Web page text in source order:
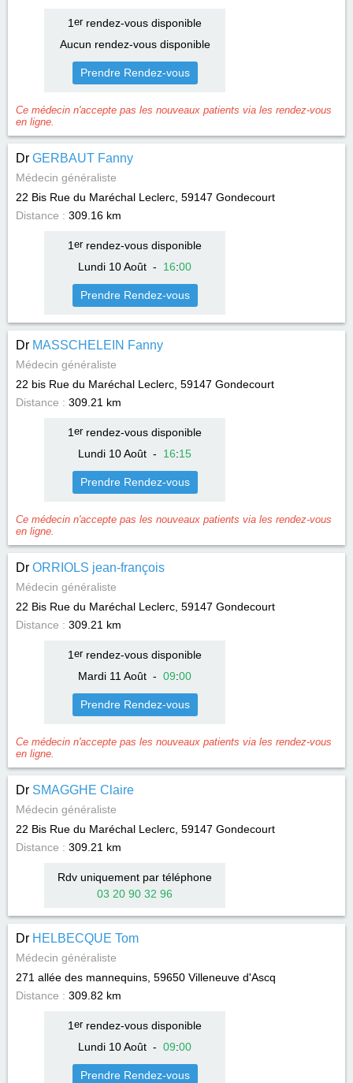
1 errendez-vous disponible
Aucun rendez-vous disponible
Prendre Rendez-vous
Ce médecin n'accepte pas les nouveaux patients via les rendez-vous
en ligne.
Dr GERBAUT Fanny
Médecin généraliste
22 Bis Rue du Maréchal Leclerc, 59147 Gondecourt
Distance : 309.16 km
1 errendez-vous disponible
Lundi 10 Août - 16:00
Prendre Rendez-vous
Dr MASSCHELEIN Fanny
Médecin généraliste
22 bis Rue du Maréchal Leclerc, 59147 Gondecourt
Distance : 309.21 km
1 errendez-vous disponible
Lundi 10 Août - 16:15
Prendre Rendez-vous
Ce médecin n'accepte pas les nouveaux patients via les rendez-vous
en ligne.
Dr ORRIOLS jean-françois
Médecin généraliste
22 Bis Rue du Maréchal Leclerc, 59147 Gondecourt
Distance : 309.21 km
1 errendez-vous disponible
Mardi 11 Août - 09:00
Prendre Rendez-vous
Ce médecin n'accepte pas les nouveaux patients via les rendez-vous
en ligne.
Dr SMAGGHE Claire
Médecin généraliste
22 Bis Rue du Maréchal Leclerc, 59147 Gondecourt
Distance : 309.21 km
Rdv uniquement par téléphone
03 20 90 32 96
Dr HELBECQUE Tom
Médecin généraliste
271 allée des mannequins, 59650 Villeneuve d'Ascq
Distance : 309.82 km
1 errendez-vous disponible
Lundi 10 Août - 09:00
Prendre Rendez-vous